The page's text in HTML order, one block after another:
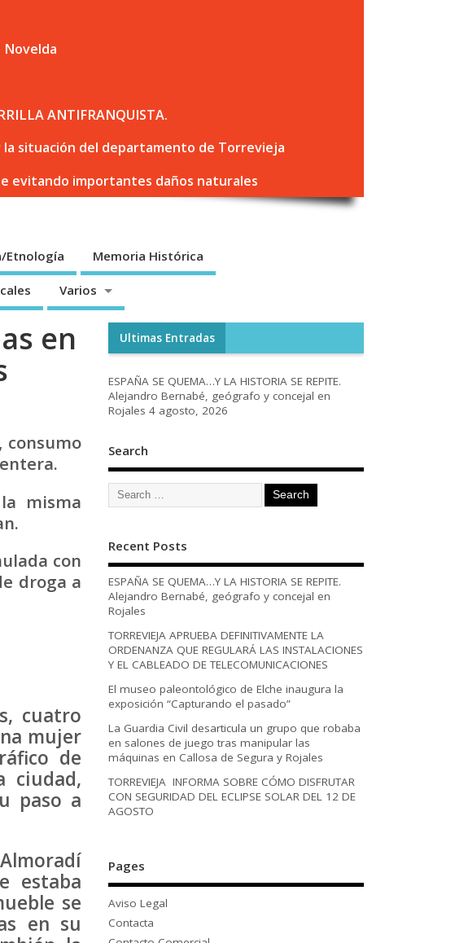
ANTIFRANQUISTA.
la situación del departamento de Torrevieja
evitando importantes daños naturales
Etnología Memoria Histórica
Varios
en
consumo
misma
con
droga a
cuatro
mujer
de
ciudad,
paso a
estaba
se
en su
Ultimas Entradas
ESPAÑA SE QUEMA…Y LA HISTORIA SE REPITE.
Alejandro Bernabé, geógrafo y concejal en
Rojales 4 agosto, 2026
Search
Recent Posts
ESPAÑA SE QUEMA…Y LA HISTORIA SE REPITE.
Alejandro Bernabé, geógrafo y concejal en
Rojales
TORREVIEJA APRUEBA DEFINITIVAMENTE LA
ORDENANZA QUE REGULARÁ LAS INSTALACIONES
Y EL CABLEADO DE TELECOMUNICACIONES
El museo paleontológico de Elche inaugura la
exposición “Capturando el pasado”
La Guardia Civil desarticula un grupo que robaba
en salones de juego tras manipular las
máquinas en Callosa de Segura y Rojales
TORREVIEJA INFORMA SOBRE CÓMO DISFRUTAR
CON SEGURIDAD DEL ECLIPSE SOLAR DEL 12 DE
AGOSTO
Pages
Aviso Legal
Contacta